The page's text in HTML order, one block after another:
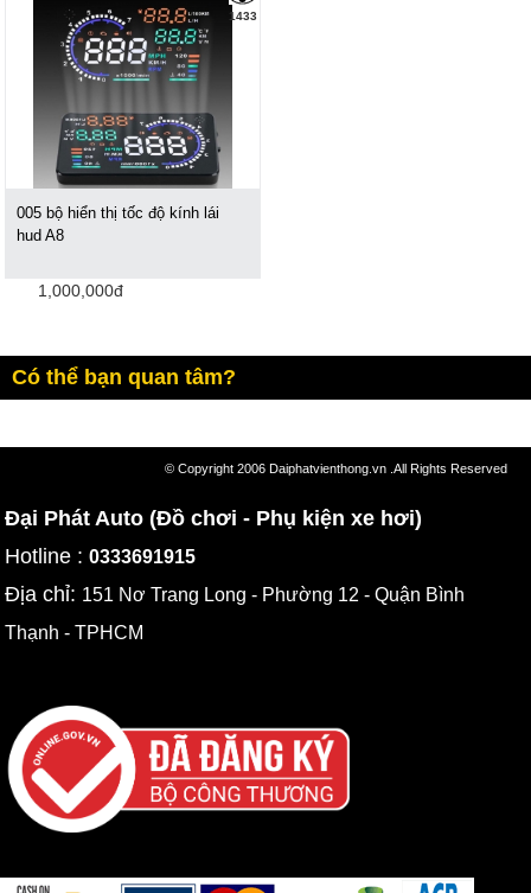
1433
005 bộ hiển thị tốc độ kính lái
hud A8
1,000,000đ
Có thể bạn quan tâm?
© Copyright 2006 Daiphatvienthong.vn .All Rights Reserved
Đại Phát Auto (Đồ chơi - Phụ kiện xe hơi)
Hotline :0333691915
Địa chỉ: 151 Nơ Trang Long - Phường 12 - Quận Bình
Thạnh - TPHCM